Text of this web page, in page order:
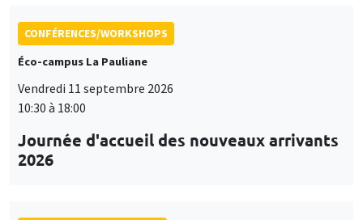
CONFÉRENCES/WORKSHOPS
Éco-campus La Pauliane
Vendredi 11 septembre 2026
10:30 à 18:00
Journée d'accueil des nouveaux arrivants
2026